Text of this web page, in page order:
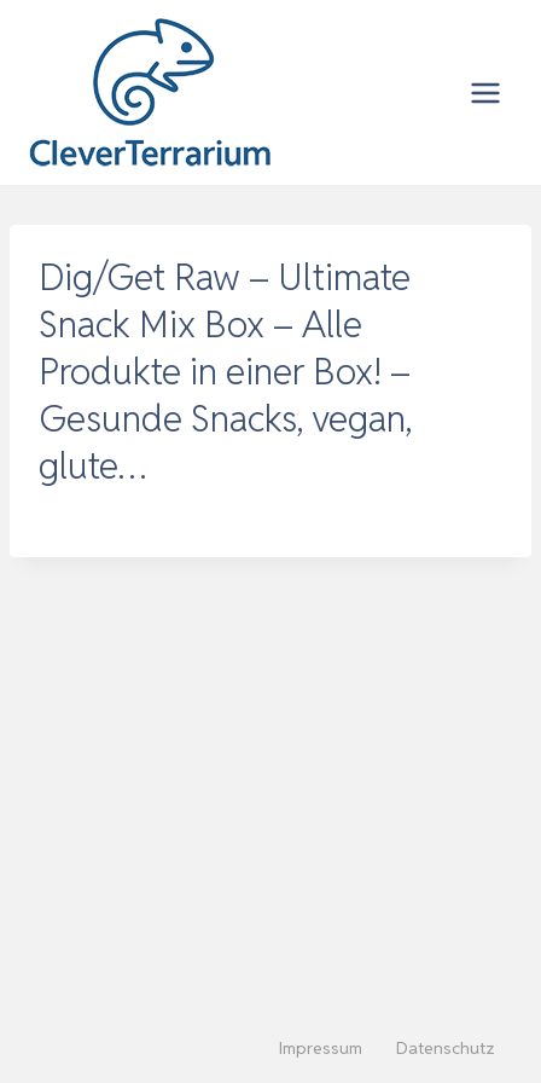
Dig/Get Raw – Ultimate
Snack Mix Box – Alle
Produkte in einer Box! –
Gesunde Snacks, vegan,
glute…
Impressum Datenschutz